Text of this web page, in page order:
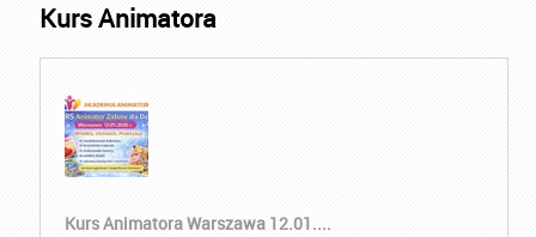
Kurs Animatora
Kurs Animatora Warszawa 12.01....